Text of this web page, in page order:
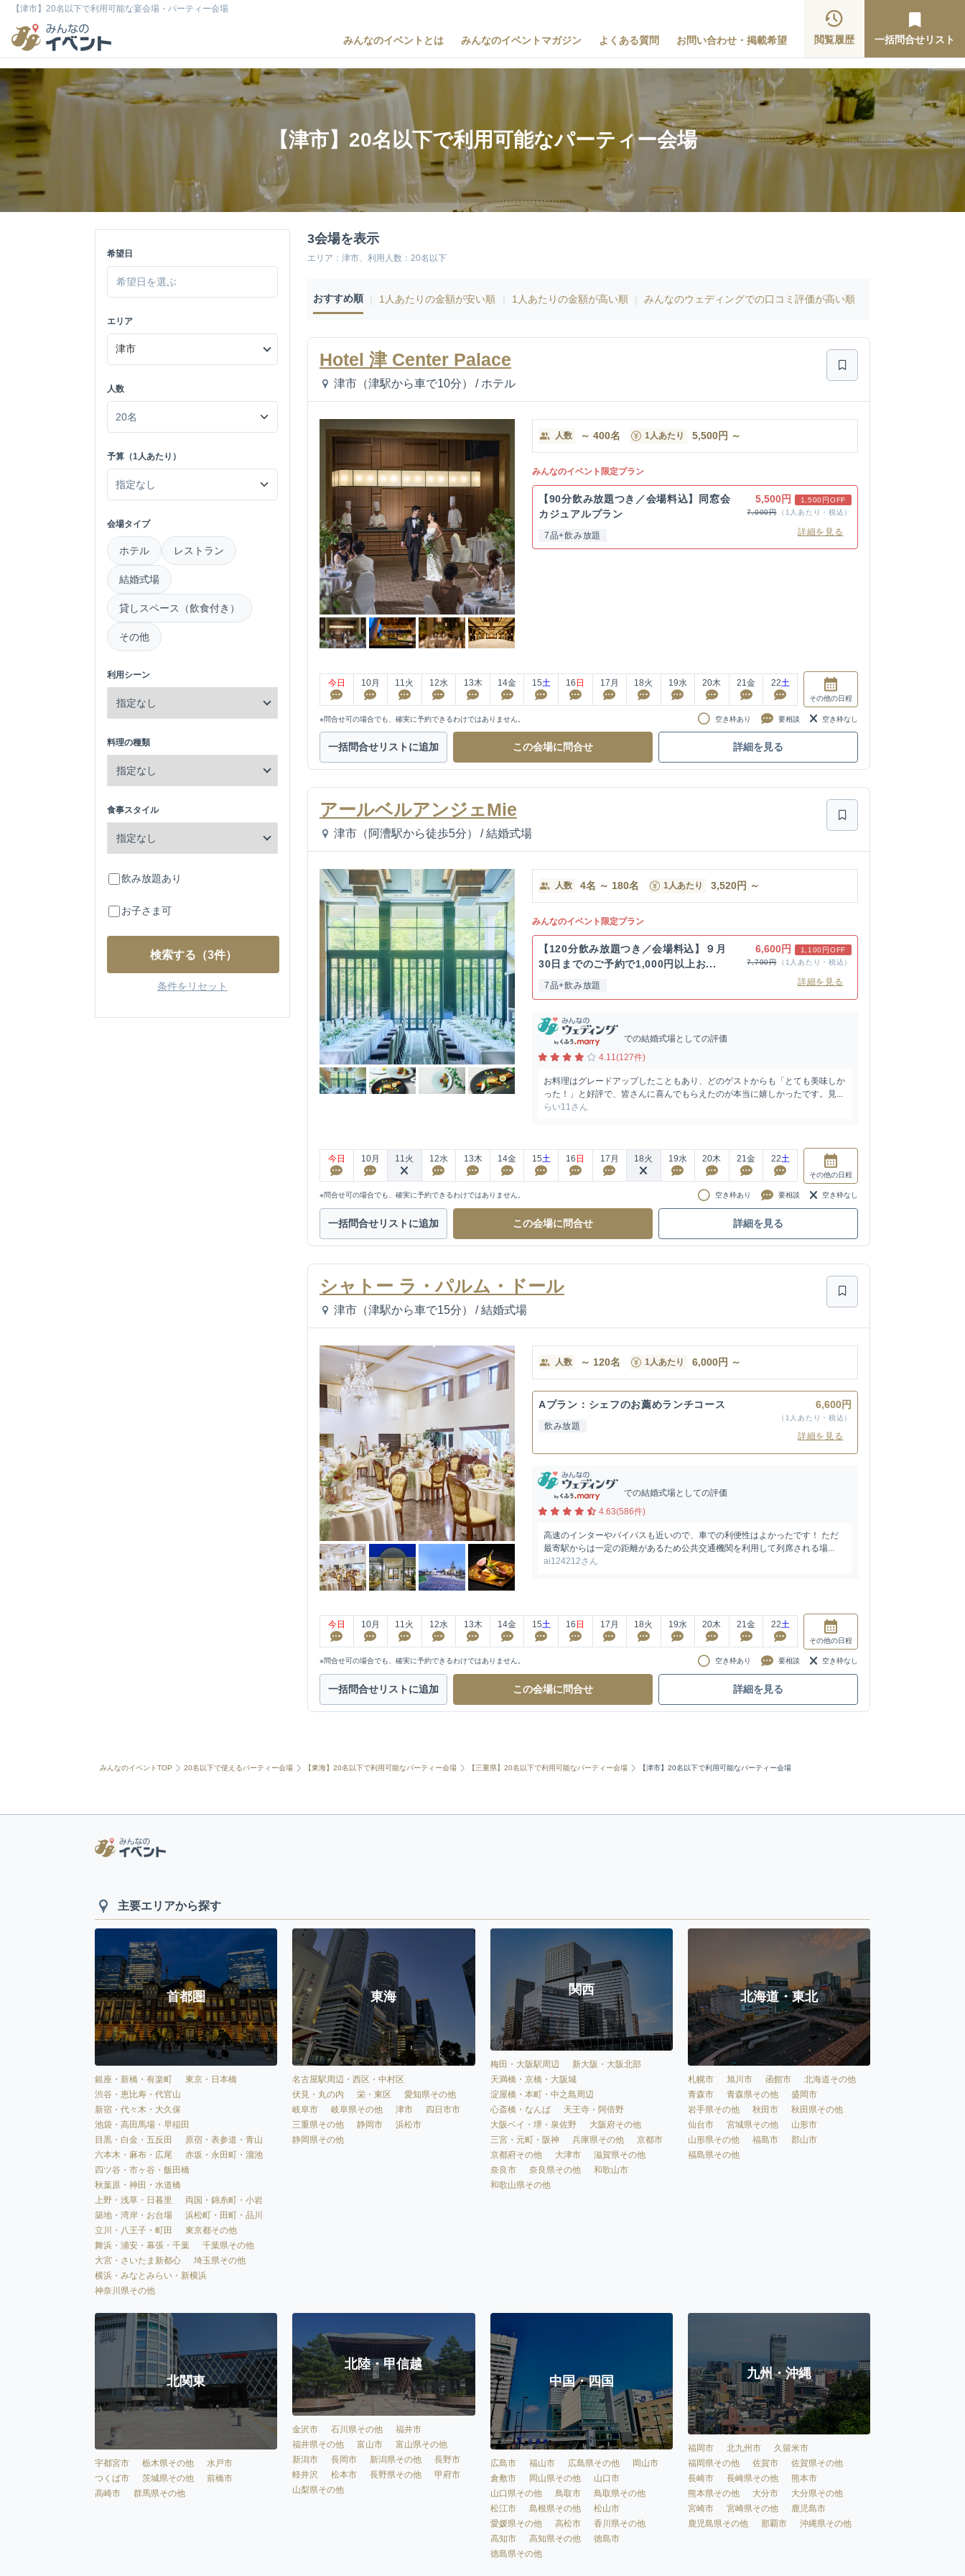
【津市】20名以下で利用可能な宴会場・パーティー会場
みんなのイベントとは みんなのイベントマガジン よくある質問 お問い合わせ・掲載希望 閲覧履歴 一括問合せリスト
【津市】20名以下で利用可能なパーティー会場
希望日
エリア
人数
予算（1人あたり）
会場タイプ
ホテル レストラン
結婚式場
貸しスペース（飲食付き）
その他
利用シーン
料理の種類
食事スタイル
飲み放題あり
お子さま可
検索する （3件）
条件をリセット
3会場を表示
エリア：津市、利用人数：20名以下
おすすめ順 1人あたりの金額が安い順 1人あたりの金額が高い順 みんなのウェディングでの口コミ評価が高い順
Hotel 津 Center Palace
津市（津駅から車で10分） / ホテル
人数 ～ 400名 1人あたり 5,500円 ～
みんなのイベント限定プラン
【90分飲み放題つき／会場料込】同窓会
カジュアルプラン
7品+飲み放題
5,500円
1,500円OFF
7,000円
（1人あたり・税込）
詳細を見る
今日 10月 11火 12水 13木 14金 15土 16 日 17 月 18火 19水 20木 21金 22土
その他の日程
※問合せ可の場合でも、確実に予約できるわけではありません。 空き枠あり 要相談 空き枠なし
一括問合せリストに追加 この会場に問合せ 詳細を見る
アールベルアンジェMie
津市（阿漕駅から徒歩5分） / 結婚式場
人数 4名 ～ 180名 1人あたり 3,520円 ～
みんなのイベント限定プラン
【120分飲み放題つき／会場料込】９月
30日までのご予約で1,000円以上お...
7品+飲み放題
6,600円
1,100円OFF
7,700円
（1人あたり・税込）
詳細を見る
での結婚式場としての評価
4.11(127件)
お料理はグレードアップしたこともあり、どのゲストからも「とても美味しか
った！」と好評で、皆さんに喜んでもらえたのが本当に嬉しかったです。見...
らい11さん
今日 10月 11火 12水 13木 14金 15土 16 日 17 月 18火 19水 20木 21金 22土
その他の日程
※問合せ可の場合でも、確実に予約できるわけではありません。 空き枠あり 要相談 空き枠なし
一括問合せリストに追加 この会場に問合せ 詳細を見る
シャトー ラ・パルム・ドール
津市（津駅から車で15分） / 結婚式場
人数 ～ 120名 1人あたり 6,000円 ～
Aプラン：シェフのお薦めランチコース
飲み放題
6,600円
（1人あたり・税込）
詳細を見る
での結婚式場としての評価
4.63(586件)
高速のインターやバイパスも近いので、車での利便性はよかったです！ ただ
最寄駅からは一定の距離があるため公共交通機関を利用して列席される場...
ai124212さん
今日 10月 11火 12水 13木 14金 15土 16 日 17 月 18火 19水 20木 21金 22土
その他の日程
※問合せ可の場合でも、確実に予約できるわけではありません。 空き枠あり 要相談 空き枠なし
一括問合せリストに追加 この会場に問合せ 詳細を見る
みんなのイベントTOP 20名以下で使えるパーティー会場 【東海】20名以下で利用可能なパーティー会場 【三重県】20名以下で利用可能なパーティー会場 【津市】20名以下で利用可能なパーティー会場
主要エリアから探す
首都圏
銀座・新橋・有楽町
東京・日本橋
渋谷・恵比寿・代官山
新宿・代々木・大久保
池袋・高田馬場・早稲田
目黒・白金・五反田
原宿・表参道・青山
六本木・麻布・広尾
赤坂・永田町・溜池
四ツ谷・市ヶ谷・飯田橋
秋葉原・神田・水道橋
上野・浅草・日暮里
両国・錦糸町・小岩
築地・湾岸・お台場
浜松町・田町・品川
立川・八王子・町田
東京都その他
舞浜・浦安・幕張・千葉
千葉県その他
大宮・さいたま新都心
埼玉県その他
横浜・みなとみらい・新横浜
神奈川県その他
東海
名古屋駅周辺・西区・中村区
伏見・丸の内
栄・東区
愛知県その他
岐阜市
岐阜県その他 津市
四日市市
三重県その他
静岡市
浜松市
静岡県その他
関西
梅田・大阪駅周辺
新大阪・大阪北部
天満橋・京橋・大阪城
淀屋橋・本町・中之島周辺
心斎橋・なんば
天王寺・阿倍野
大阪ベイ・堺・泉佐野
大阪府その他
三宮・元町・阪神
兵庫県その他
京都市
京都府その他
大津市
滋賀県その他
奈良市
奈良県その他
和歌山市
和歌山県その他
北海道・東北
札幌市 旭川市 函館市
北海道その他
青森市
青森県その他
盛岡市
岩手県その他
秋田市
秋田県その他
仙台市
宮城県その他
山形市
山形県その他
福島市
郡山市
福島県その他
北関東
宇都宮市 栃木県その他
水戸市
つくば市
茨城県その他
前橋市
高崎市
群馬県その他
北陸・甲信越
金沢市 石川県その他
福井市
福井県その他
富山市
富山県その他
新潟市
長岡市 新潟県その他
長野市
軽井沢
松本市 長野県その他
甲府市
山梨県その他
中国・四国
広島市 福山市 広島県その他
岡山市
倉敷市
岡山県その他
山口市
山口県その他
鳥取市
鳥取県その他
松江市
島根県その他
松山市
愛媛県その他
高松市
香川県その他
高知市
高知県その他
徳島市
徳島県その他
九州・沖縄
福岡市 北九州市
久留米市
福岡県その他
佐賀市
佐賀県その他
長崎市
長崎県その他
熊本市
熊本県その他
大分市
大分県その他
宮崎市
宮崎県その他
鹿児島市
鹿児島県その他
那覇市 沖縄県その他